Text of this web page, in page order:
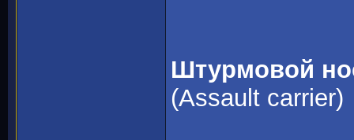
Штурмовой
(Assault carrier)